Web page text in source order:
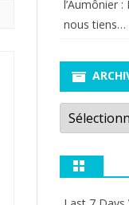
l’Aumônier
nous tiens…
Archives